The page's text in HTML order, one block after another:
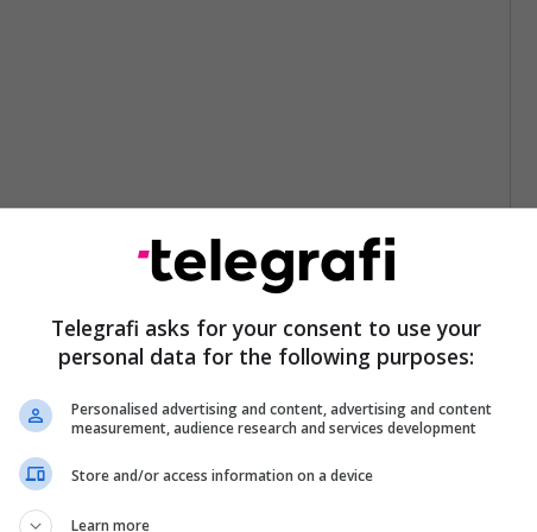
Telegrafi asks for your consent to use your
personal data for the following purposes:
Personalised advertising and content, advertising and content
measurement, audience research and services development
Store and/or access information on a device
Learn more